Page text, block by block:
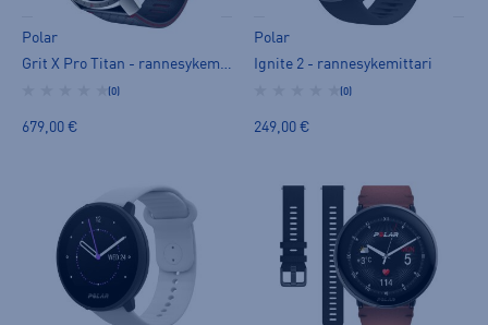
Polar
Grit X Pro Titan - rannesykemittari
(0)
679,00 €
Polar
Ignite 2 - rannesykemittari
(0)
249,00 €